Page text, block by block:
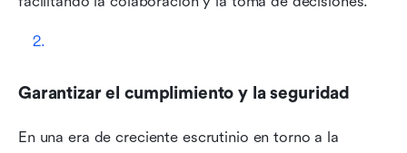
Garantizar el cumplimiento y la seguridad
En una era de creciente escrutinio en torno a la